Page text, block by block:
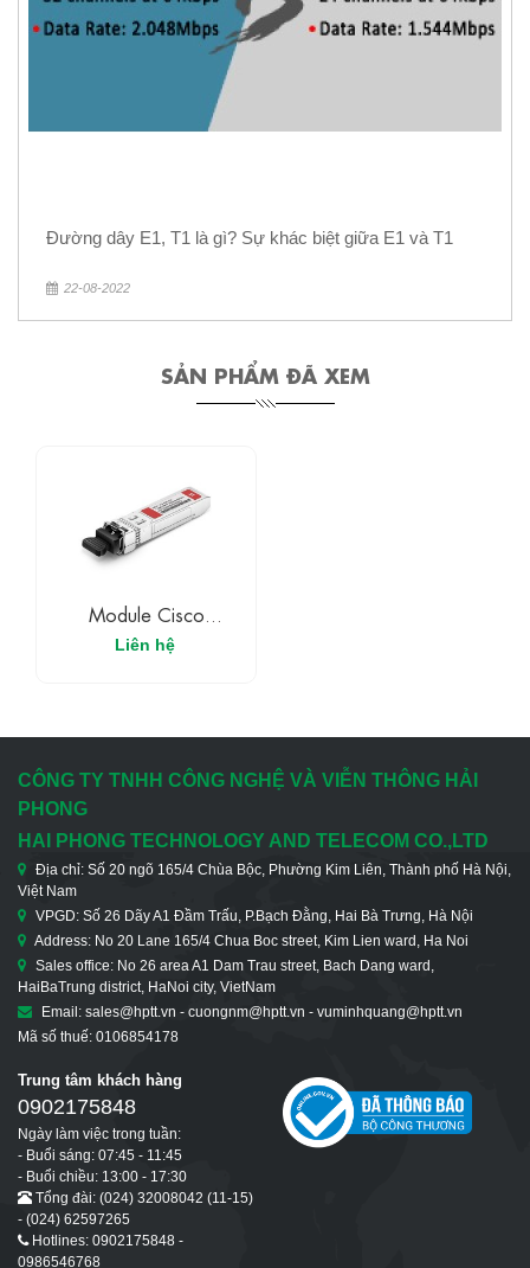
Đường dây E1, T1 là gì? Sự khác biệt giữa E1 và T1
22-08-2022
SẢN PHẨM ĐÃ XEM
Module Cisco
1.25Gb/s GLC-SX-
MM-RGD
Liên hệ
CÔNG TY TNHH CÔNG NGHỆ VÀ VIỄN THÔNG HẢI
PHONG
HAI PHONG TECHNOLOGY AND TELECOM CO.,LTD
Địa chỉ: Số 20 ngõ 165/4 Chùa Bộc, Phường Kim Liên, Thành phố Hà Nội,
Việt Nam
VPGD: Số 26 Dãy A1 Đầm Trấu, P.Bạch Đằng, Hai Bà Trưng, Hà Nội
Address: No 20 Lane 165/4 Chua Boc street, Kim Lien ward, Ha Noi
Sales office: No 26 area A1 Dam Trau street, Bach Dang ward,
HaiBaTrung district, HaNoi city, VietNam
Email: sales@hptt.vn - cuongnm@hptt.vn - vuminhquang@hptt.vn
Mã số thuế: 0106854178
Trung tâm khách hàng
0902175848
Ngày làm việc trong tuần:
- Buổi sáng: 07:45 - 11:45
- Buổi chiều: 13:00 - 17:30
Tổng đài: (024) 32008042 (11-15)
- (024) 62597265
Hotlines: 0902175848 -
0986546768